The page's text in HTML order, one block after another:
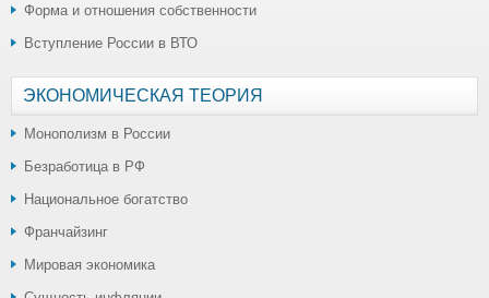
Форма и отношения собственности
Вступление России в ВТО
ЭКОНОМИЧЕСКАЯ ТЕОРИЯ
Монополизм в России
Безработица в РФ
Национальное богатство
Франчайзинг
Мировая экономика